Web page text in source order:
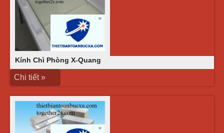
Kính Chì Phòng X-Quang
Chi tiết »